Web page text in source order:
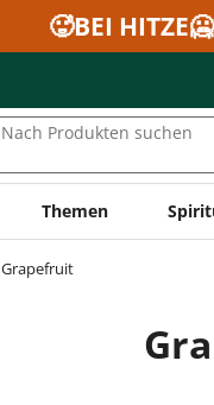
🥵BEI
Nach Produkten suchen
Themen
Grapefruit